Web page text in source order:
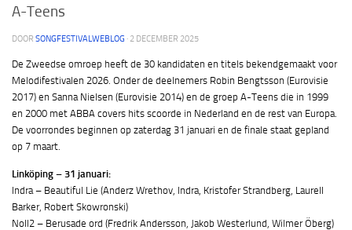
A-Teens
DOOR SONGFESTIVALWEBLOG · 2 DECEMBER 2025
De Zweedse omroep heeft de 30 kandidaten en titels bekendgemaakt voor
Melodifestivalen 2026. Onder de deelnemers Robin Bengtsson (Eurovisie
2017) en Sanna Nielsen (Eurovisie 2014) en de groep A-Teens die in 1999
en 2000 met ABBA covers hits scoorde in Nederland en de rest van Europa.
De voorrondes beginnen op zaterdag 31 januari en de finale staat gepland
op 7 maart.
Linköping – 31 januari:
Indra – Beautiful Lie (Anderz Wrethov, Indra, Kristofer Strandberg, Laurell
Barker, Robert Skowronski)
Noll2 – Berusade ord (Fredrik Andersson, Jakob Westerlund, Wilmer Öberg)